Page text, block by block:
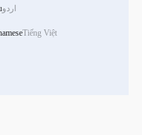
اردو
Tiếng Việt